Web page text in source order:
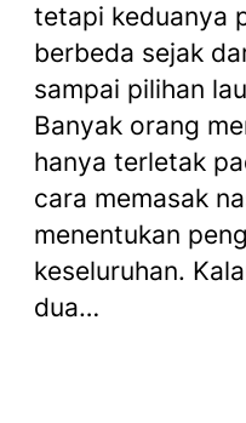
tetapi keduanya
berbeda sejak
sampai pilihan
Banyak orang
hanya terletak
cara memasak
menentukan
keseluruhan.
dua…